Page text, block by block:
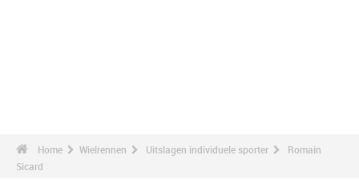
Home Wielrennen Uitslagen individuele sporter
Romain
Sicard